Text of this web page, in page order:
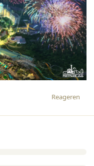
Reageren